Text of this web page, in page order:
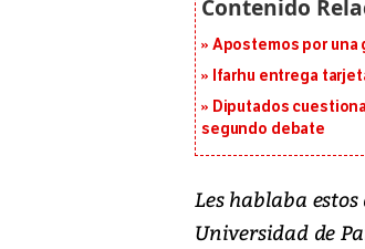
Apostemos por una
Ifarhu entrega
Diputados
segundo debate
Les hablaba
Universidad de